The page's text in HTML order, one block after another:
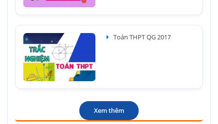
Toán THPT QG 2017
Xem thêm